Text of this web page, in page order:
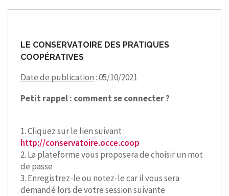
LE CONSERVATOIRE DES PRATIQUES
COOPÉRATIVES
Date de publication: 05/10/2021
Petit rappel : comment se connecter ?
1. Cliquez sur le lien suivant :
http://conservatoire.occe.coop
2. La plateforme vous proposera de choisir un mot
de passe
3. Enregistrez-le ou notez-le car il vous sera
demandé lors de votre session suivante